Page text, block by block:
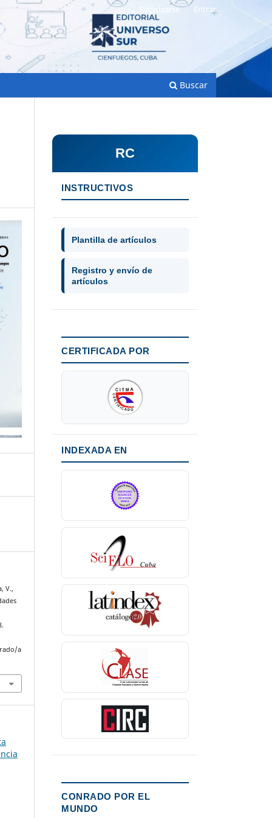
Buscar
Registrarse Entrar
V.,
a
RC
INSTRUCTIVOS
Plantilla de artículos
Registro y envío de
artículos
CERTIFICADA POR
INDEXADA EN
CONRADO POR EL
MUNDO